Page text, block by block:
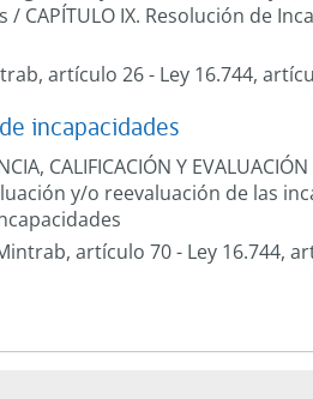
/ CAPÍTULO IX. Resolución de
artículo 26- Ley 16.744,
incapacidades
CALIFICACIÓN Y
y/o reevaluación de las
artículo 70- Ley 16.744,